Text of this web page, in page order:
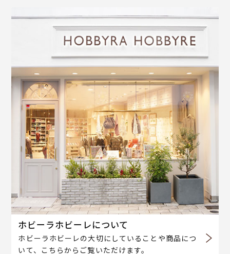
ホビーラホビーレについて
ホビーラホビーレの大切にしていることや商品につ
いて、こちらからご覧いただけます。